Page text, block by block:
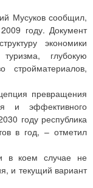
Мусуков сообщил,
году. Документ
экономики
глубокую
стройматериалов,
превращения
и эффективного
году республика
в год, – отметил
в коем случае не
и текущий вариант